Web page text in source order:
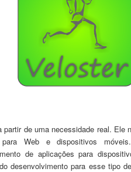
partir de uma necessidade real. Ele
para Web edispositivos móveis
de aplicações para
do desenvolvimento para esse tipo